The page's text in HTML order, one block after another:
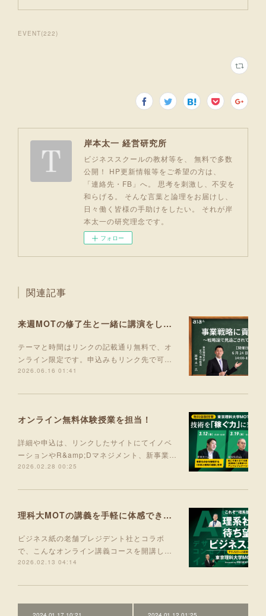
EVENT(222)
岸本太一 経営研究所
ビジネススクールの教材等を、 無料で多数
公開！ HP更新情報等をご希望の方は、
「連絡先・FB」へ。 思考を刺激し、不安を
和らげる。 そんな言葉と論理をお届けし、
日々働く皆様の手助けをしたい。 それが岸
本太一の研究理念です。
フォロー
関連記事
来週MOTの修了生と一緒に講演をします！
テーマと時間はリンクの記載通り無料で、オ
ンライン限定です。申込みもリンク先で可…
2026.06.16 01:41
オンライン無料体験授業を担当！
詳細や申込は、リンクしたサイトにてイノベ
ーションやR&amp;Dマネジメント、新事業…
2026.02.28 00:25
理科大MOTの講義を手軽に体感できる入門コース 5月より開講！
ビジネス紙の老舗プレジデント社とコラボ
で、こんなオンライン講義コースを開講し…
2026.02.13 04:14